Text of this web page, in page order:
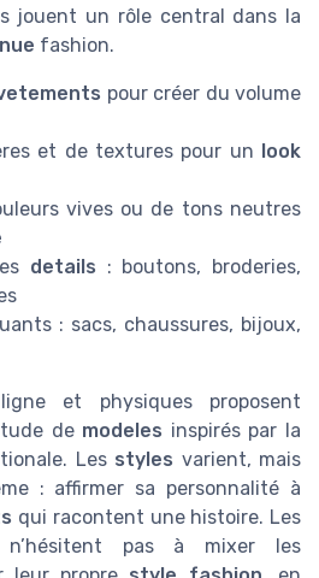
jouent un rôle central dans la
fashion.
pour créer du volume
et de textures pour un look
vives ou de tons neutres
details : boutons, broderies,
: sacs, chaussures, bijoux,
et physiques proposent
de modeles inspirés par la
Les styles varient, mais
: affirmer sa personnalité à
qui racontent une histoire. Les
n’hésitent pas à mixer les